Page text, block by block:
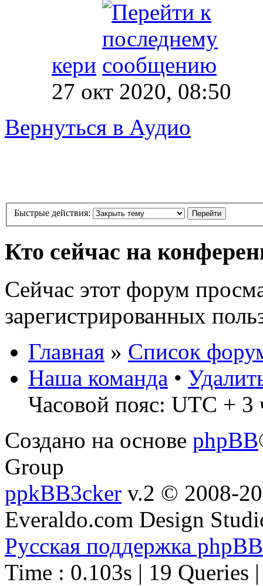
кери
27 окт 2020, 08:50
Вернуться в Аудио
Быстрые действия:
Кто сейчас на
Сейчас этот форум
зарегистрированных
Главная » Список
Наша команда •
Часовой пояс: UTC + 3
Создано на основе phpBB
Group
ppkBB3cker v.2 © 2008-
Everaldo.com Design
Русская поддержка phpBB
Time : 0.103s | 19 Queries